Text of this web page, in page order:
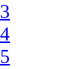
3
4
5